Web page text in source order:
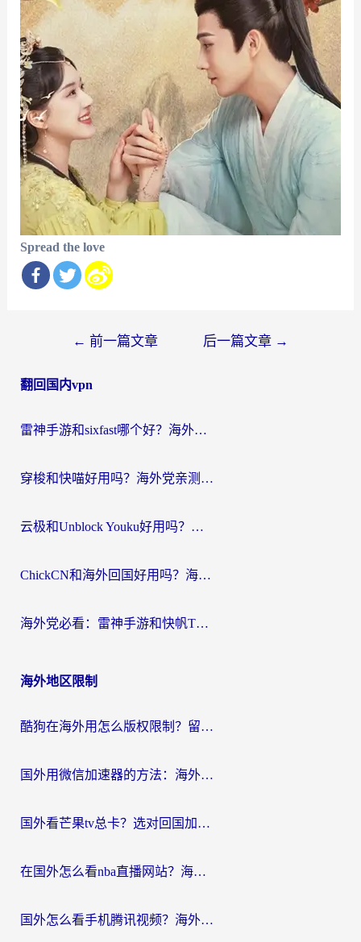
Spread the love
导
← 前一篇文章 后一篇文章 →
翻回国内vpn
雷神手游和sixfast哪个好？海外党亲测3款回国加速器，教你选对不踩坑
穿梭和快喵好用吗？海外党亲测：小众加速器对比+番茄加速器深度体验
云极和Unblock Youku好用吗？海外党亲测+2026回国加速器避坑指南
ChickCN和海外回国好用吗？海外党2026亲测：从手游到影音，选对加速器的3个关键
海外党必看：雷神手游和快帆TV版好用吗？3步选对回国加速器不踩坑
海外地区限制
酷狗在海外用怎么版权限制？留学生亲测：3步解决听国内音乐难题
国外用微信加速器的方法：海外党无缝连接国内生活的实用指南
国外看芒果tv总卡？选对回国加速器，轻松追《浪姐》不费劲
在国外怎么看nba直播网站？海外党专属体育观赛指南，告别地区限制！
国外怎么看手机腾讯视频？海外党亲测有效的追剧加速器选择指南